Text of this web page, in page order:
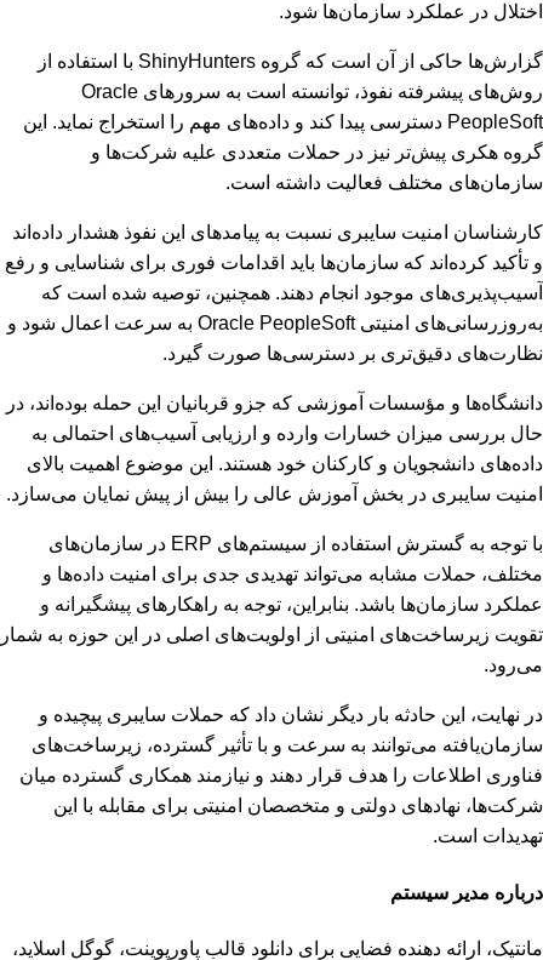
اختلال در عملکرد سازمان‌ها شود.
گزارش‌ها حاکی از آن است که گروه ShinyHunters با استفاده از
روش‌های پیشرفته نفوذ، توانسته است به سرورهای Oracle
PeopleSoft دسترسی پیدا کند و داده‌های مهم را استخراج نماید. این
گروه هکری پیش‌تر نیز در حملات متعددی علیه شرکت‌ها و
سازمان‌های مختلف فعالیت داشته است.
کارشناسان امنیت سایبری نسبت به پیامدهای این نفوذ هشدار داده‌اند
و تأکید کرده‌اند که سازمان‌ها باید اقدامات فوری برای شناسایی و رفع
آسیب‌پذیری‌های موجود انجام دهند. همچنین، توصیه شده است که
به‌روزرسانی‌های امنیتی Oracle PeopleSoft به سرعت اعمال شود و
نظارت‌های دقیق‌تری بر دسترسی‌ها صورت گیرد.
دانشگاه‌ها و مؤسسات آموزشی که جزو قربانیان این حمله بوده‌اند، در
حال بررسی میزان خسارات وارده و ارزیابی آسیب‌های احتمالی به
داده‌های دانشجویان و کارکنان خود هستند. این موضوع اهمیت بالای
امنیت سایبری در بخش آموزش عالی را بیش از پیش نمایان می‌سازد.
با توجه به گسترش استفاده از سیستم‌های ERP در سازمان‌های
مختلف، حملات مشابه می‌تواند تهدیدی جدی برای امنیت داده‌ها و
عملکرد سازمان‌ها باشد. بنابراین، توجه به راهکارهای پیشگیرانه و
تقویت زیرساخت‌های امنیتی از اولویت‌های اصلی در این حوزه به شمار
می‌رود.
در نهایت، این حادثه بار دیگر نشان داد که حملات سایبری پیچیده و
سازمان‌یافته می‌توانند به سرعت و با تأثیر گسترده، زیرساخت‌های
فناوری اطلاعات را هدف قرار دهند و نیازمند همکاری گسترده میان
شرکت‌ها، نهادهای دولتی و متخصصان امنیتی برای مقابله با این
تهدیدات است.
درباره مدیر سیستم
مانتیک، ارائه دهنده فضایی برای دانلود قالب پاورپوینت، گوگل اسلاید،